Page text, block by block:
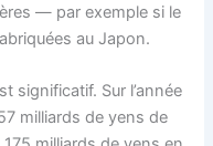
— par exemple si le
au Japon.
significatif. Sur l’année
milliards de yens de